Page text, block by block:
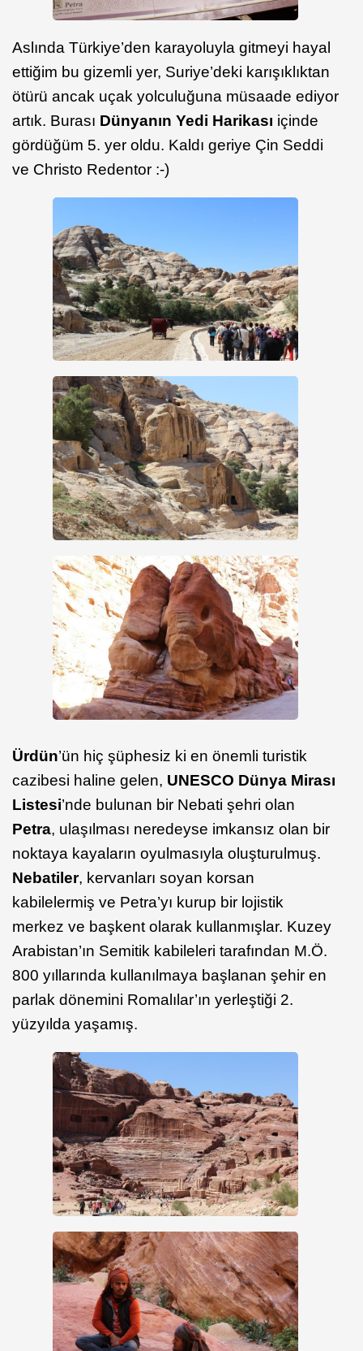
Aslında Türkiye’den karayoluyla gitmeyi hayal
ettiğim bu gizemli yer, Suriye’deki karışıklıktan
ötürü ancak uçak yolculuğuna müsaade ediyor
artık. Burası Dünyanın Yedi Harikası içinde
gördüğüm 5. yer oldu. Kaldı geriye Çin Seddi
ve Christo Redentor :-)
Ürdün’ün hiç şüphesiz ki en önemli turistik
cazibesi haline gelen, UNESCO Dünya Mirası
Listesi’nde bulunan bir Nebati şehri olan
Petra, ulaşılması neredeyse imkansız olan bir
noktaya kayaların oyulmasıyla oluşturulmuş.
Nebatiler, kervanları soyan korsan
kabilelermiş ve Petra’yı kurup bir lojistik
merkez ve başkent olarak kullanmışlar. Kuzey
Arabistan’ın Semitik kabileleri tarafından M.Ö.
800 yıllarında kullanılmaya başlanan şehir en
parlak dönemini Romalılar’ın yerleştiği 2.
yüzyılda yaşamış.